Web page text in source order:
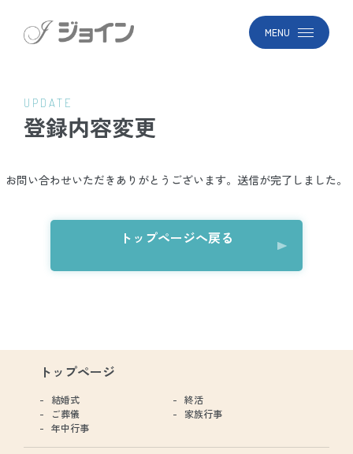
MENU
UPDATE
登録内容変更
お問い合わせいただきありがとうございます。送信が完了しました。
トップページへ戻る
トップページ
結婚式
終活
ご葬儀
家族行事
年中行事